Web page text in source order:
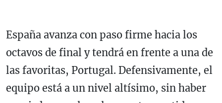
España avanza con paso firme hacia los
octavos de final y tendrá en frente a una de
las favoritas, Portugal. Defensivamente, el
equipo está a un nivel altísimo, sin haber